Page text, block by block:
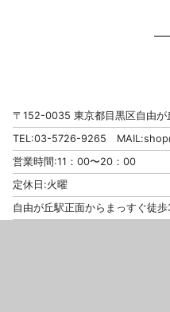
〒152-0035 東京都目黒区自由
TEL:03-5726-9265 MAIL:
営業時間:11：00〜20：00
定休日:火曜
自由が丘駅正面からまっすぐ徒